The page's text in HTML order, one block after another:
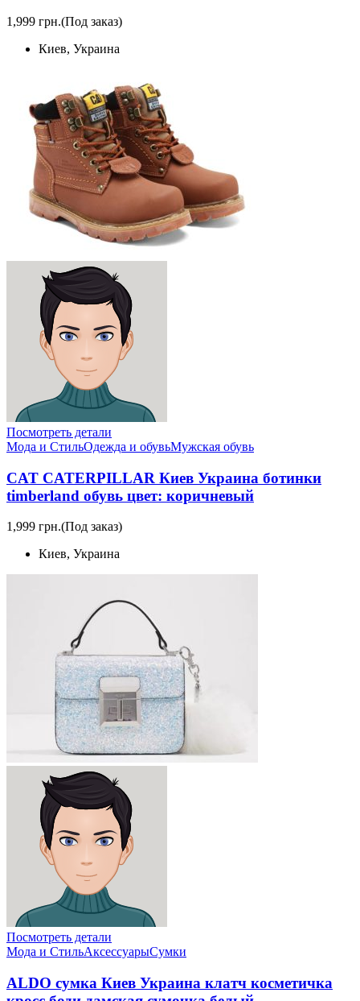
1,999 грн.(Под заказ)
Киев, Украина
Посмотреть детали
Мода и СтильОдежда и обувьМужская обувь
CAT CATERPILLAR Киев Украина ботинки
timberland обувь цвет: коричневый
1,999 грн.(Под заказ)
Киев, Украина
Посмотреть детали
Мода и СтильАксессуарыСумки
ALDO сумка Киев Украина клатч косметичка